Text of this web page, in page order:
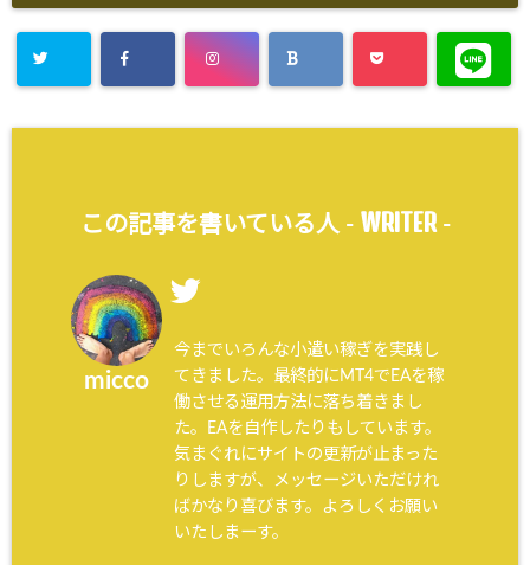
この記事を書いている人 - WRITER-
micco
今までいろんな小遣い稼ぎを実践し
てきました。最終的にMT4でEAを稼
働させる運用方法に落ち着きまし
た。EAを自作したりもしています。
気まぐれにサイトの更新が止まった
りしますが、メッセージいただけれ
ばかなり喜びます。よろしくお願い
いたしまーす。